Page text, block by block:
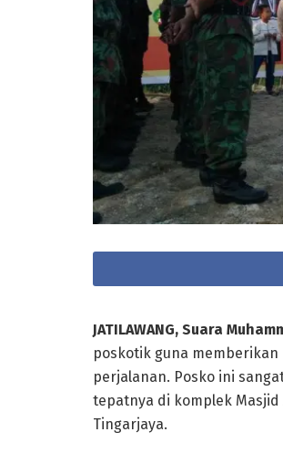
JATILAWANG, Suara
poskotik guna
perjalanan. Posko ini
tepatnya di komplek
Tingarjaya.